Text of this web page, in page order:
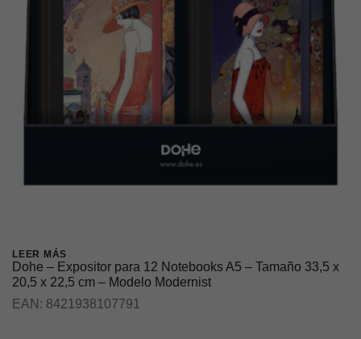
LEER MÁS
Dohe – Expositor para 12 Notebooks A5 – Tamaño 33,5 x
20,5 x 22,5 cm – Modelo Modernist
EAN: 8421938107791